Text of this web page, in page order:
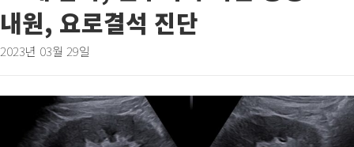
내원, 요로결석 진단
2023년 03월 29일